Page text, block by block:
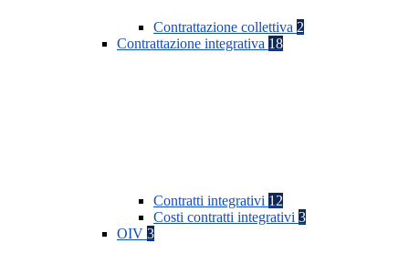
Contrattazione collettiva 2
Contrattazione integrativa 18
Contratti integrativi 12
Costi contratti integrativi 3
OIV 3